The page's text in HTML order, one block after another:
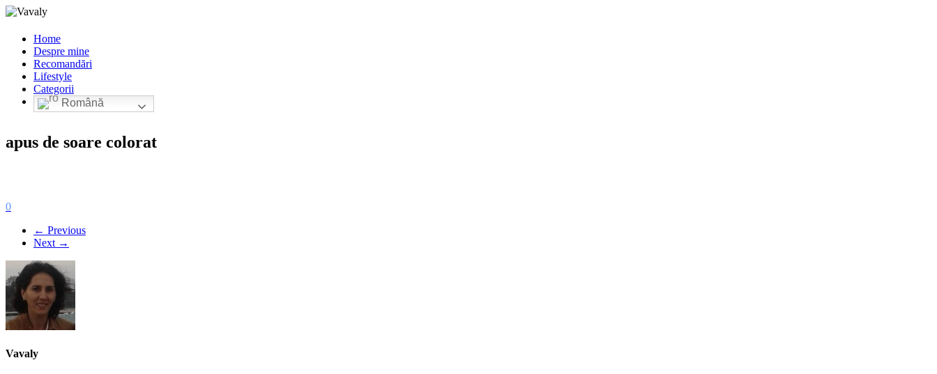
Home
Despre mine
Recomandări
Lifestyle
Categorii
Română
apus de soare colorat
0
← Previous
Next →
Vavaly